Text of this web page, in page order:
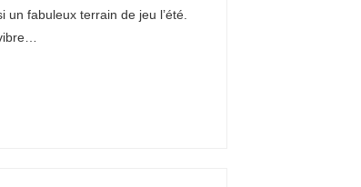
un fabuleux terrain de jeu l’été.